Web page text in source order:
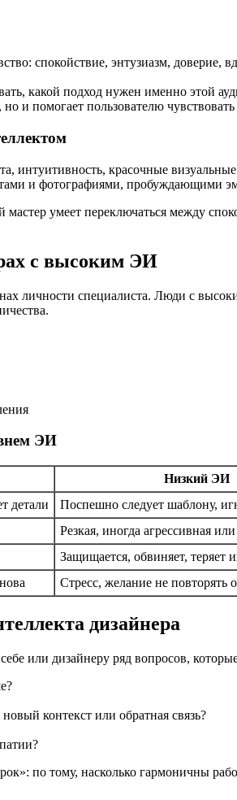
спокойствие, энтузиазм, доверие,
какой подход нужен именно этой
но и помогает пользователю
интуитивность, красочные
и фотографиями, пробуждающими
умеет переключаться между
с высоким ЭИ
специалиста. Люди с
ЭИ
Низкий ЭИ
детали
Поспешно следует шаблону,
Резкая, иногда агрессивная
Защищается, обвиняет, теряет
Стресс, желание не повторять
дизайнера
или дизайнеру ряд вопросов,
контекст или обратная связь?
по тому, насколько гармоничны